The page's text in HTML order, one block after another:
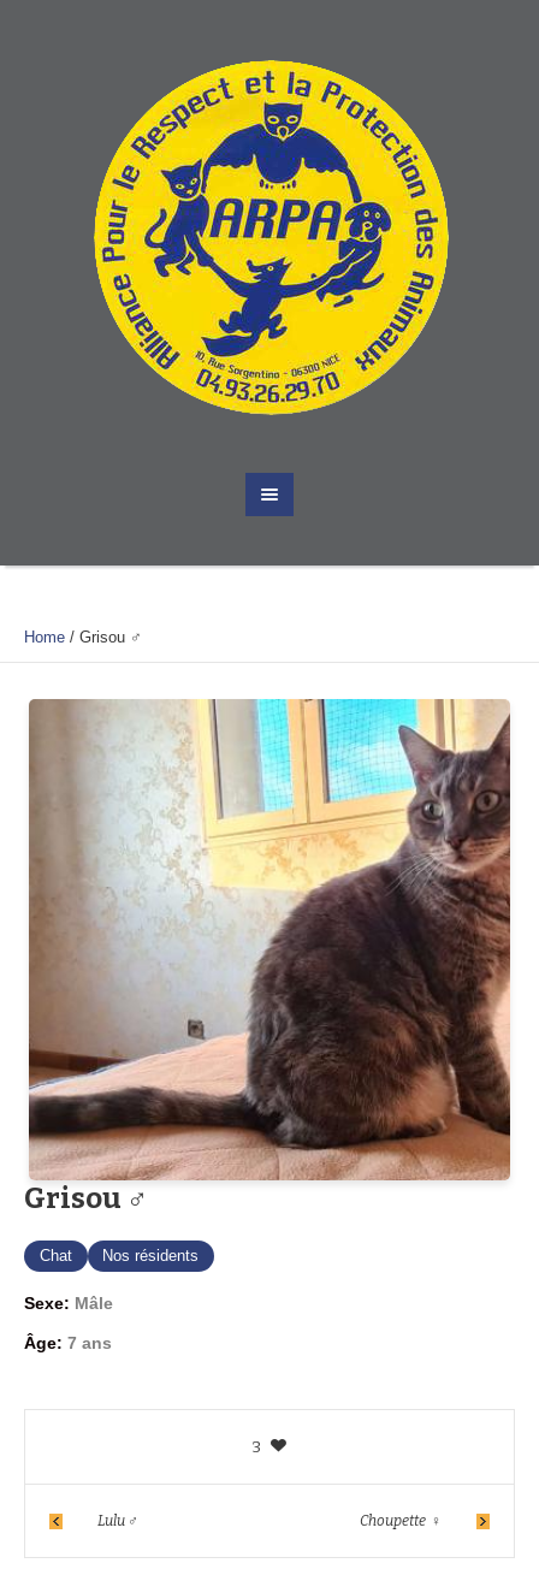
Home / Grisou ♂
Grisou ♂
Chat Nos résidents
Sexe: Mâle
Âge: 7 ans
3
Lulu ♂ Choupette ♀